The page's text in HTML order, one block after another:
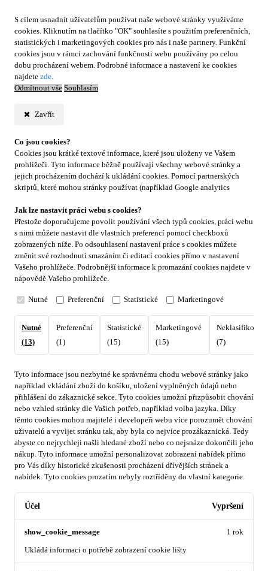
S cílem usnadnit uživatelům používat naše webové stránky využíváme
cookies. Kliknutím na tlačítko "OK" souhlasíte s použitím preferenčních,
statistických i marketingových cookies pro nás i naše partnery. Funkční
cookies jsou v rámci zachování funkčnosti webu používány po celou
dobu procházení webem. Podrobné informace a nastavení ke cookies
najdete zde.
Odmítnout vše Souhlasím
Zavřít
Co jsou cookies?
Cookies jsou krátké textové informace, které jsou uloženy ve Vašem
prohlížeči. Tyto informace běžně používají všechny webové stránky a
jejich procházením dochází k ukládání cookies. Pomocí partnerských
skriptů, které mohou stránky používat (například Google analytics
Jak lze nastavit práci webu s cookies?
Přestože doporučujeme povolit používání všech typů cookies, práci webu
s nimi můžete nastavit dle vlastních preferencí pomocí checkboxů
zobrazených níže. Po odsouhlasení nastavení práce s cookies můžete
změnit své rozhodnutí smazáním či editací cookies přímo v nastavení
Vašeho prohlížeče. Podrobnější informace k promazání cookies najdete v
nápovědě Vašeho prohlížeče.
Nutné Preferenční Statistické Marketingové
Nutné
(13)
Preferenční
(1)
Statistické
(15)
Marketingové
(15)
(7)
Tyto informace jsou nezbytné ke správnému chodu webové stránky jako
například vkládání zboží do košíku, uložení vyplněných údajů nebo
přihlášení do zákaznické sekce. Tyto cookies umožní přizpůsobit chování
nebo vzhled stránky dle Vašich potřeb, například volba jazyka. Díky
těmto cookies mohou majitelé i developeři webu více porozumět chování
uživatelů a vyvijet stránku tak, aby byla co nejvíce prozákaznická. Tedy
abyste co nejrychleji našli hledané zboží nebo co nejsnáze dokončili jeho
nákup. Tyto informace umožní personalizovat zobrazení nabídek přímo
pro Vás díky historické zkušenosti procházení dřívějších stránek a
nabídek. Tyto cookies prozatím nebyly roztříděny do vlastní kategorie.
Účel Vypršení
show_cookie_message
Ukládá informaci o potřebě zobrazení cookie lišty
1 rok